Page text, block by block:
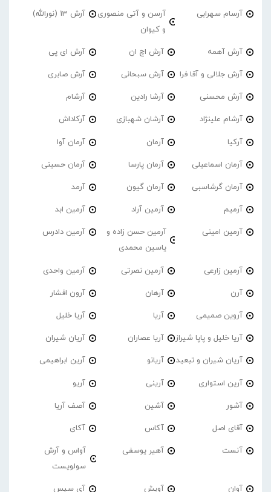
آرسام سهرابی
آرسن و آتی منصوری
و کیوان
آرش 13 (نورالله)
آرش آهمه آرش اچ ان آرش ای پی
آرش جلالی و آقا فرا آرش سبحانی آرش صابری
آرش محسنی آرشا رادین آرشام
آرشام علینژاد آرشان شهبازی آرکاداش
آرکیا آرمان آرمان آوا
آرمان اسماعیلی آرمان پارسا آرمان حسینی
آرمان گرشاسبی آرمان گیون آرمد
آرمیم آرمین آراد آرمین ابد
آرمین امینی
آرمین حسن زاده و
یاسین محمدی
آرمین دادرس
آرمین زارعی آرمین نصرتی آرمین واحدی
آرن آرهان آرون افشار
آروین صمیمی آریا آریا خلیل
آریا خلیل و پاپا شیراز آریا عصاران آریان شیران
آریان شیران و تبعید آریانو آرین ابراهیمی
آرین استواری آرینی آریو
آشور آشین آصف آریا
آقای اصل آکاس آکای
آنست آهیر یوسفی
آواس و آرش
سولویست
آوان آویش آی سیس